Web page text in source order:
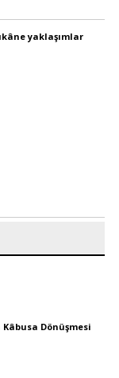
yaklaşımlar
Kâbusa Dönüşmesi